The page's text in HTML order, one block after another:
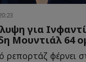
για
Μουντιάλ 64